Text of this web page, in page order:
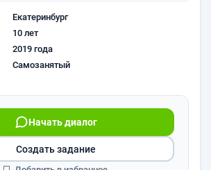
Екатеринбург
10 лет
2019 года
Самозанятый
Начать диалог
Создать задание